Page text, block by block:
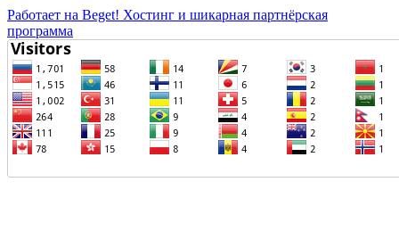
Работает на Beget! Хостинг и шикарная партнёрская
программа